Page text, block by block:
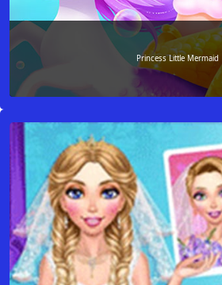
Princess Little Mermaid